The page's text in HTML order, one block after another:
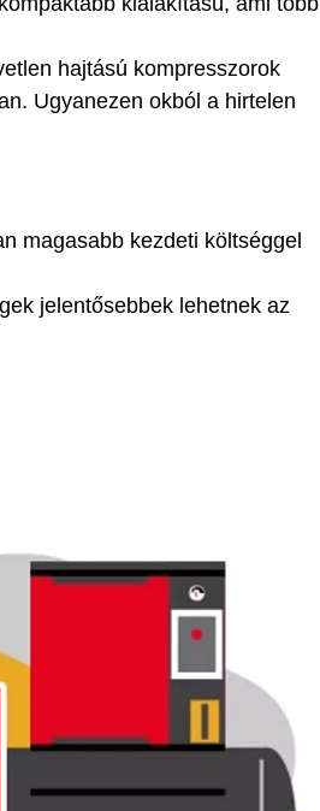
hajtású kompresszorok
Ugyanezen okból a hirtelen
magasabb kezdeti költséggel
jelentősebbek lehetnek az